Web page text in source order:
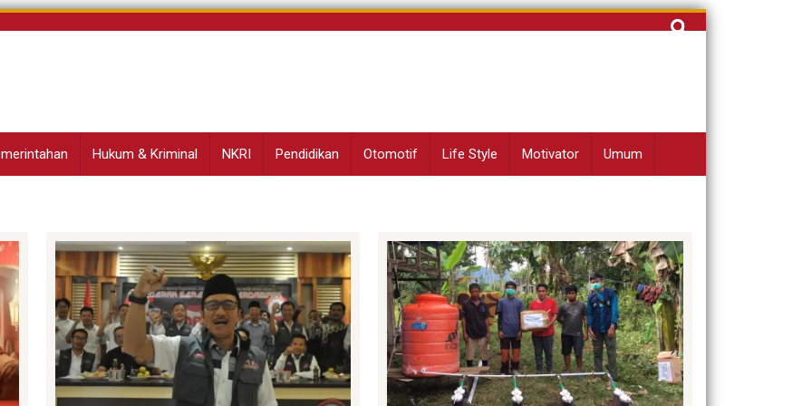
Cari
Hukum & Kriminal NKRI Pendidikan Otomotif Life Style Motivator Umum